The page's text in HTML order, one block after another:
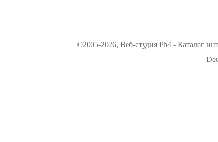
©2005-2026, Веб-студия Ph4 - Каталог